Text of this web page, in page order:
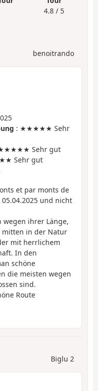
4.8 / 5
benoitrando
: ★★★★★ Sehr
Sehr gut
Sehr gut
et par monts de
und nicht
wegen ihrer Länge,
mitten in der Natur
mit herrlichem
In den
schöne
die meisten wegen
sind.
Route
Biglu 2